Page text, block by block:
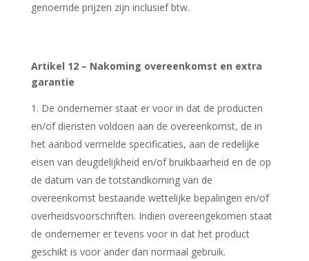
genoemde prijzen zijn inclusief btw.
Artikel 12 – Nakoming overeenkomst en extra
garantie
De ondernemer staat er voor in dat de producten
en/of diensten voldoen aan de overeenkomst, de in
het aanbod vermelde specificaties, aan de redelijke
eisen van deugdelijkheid en/of bruikbaarheid en de op
de datum van de totstandkoming van de
overeenkomst bestaande wettelijke bepalingen en/of
overheidsvoorschriften. Indien overeengekomen staat
de ondernemer er tevens voor in dat het product
geschikt is voor ander dan normaal gebruik.